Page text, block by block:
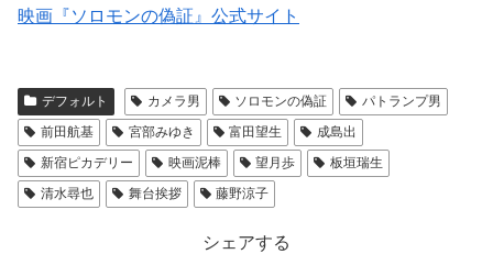
映画『ソロモンの偽証』公式サイト
デフォルト カメラ男 ソロモンの偽証
パトランプ男
前田航基
宮部みゆき 富田望生
成島出
新宿ピカデリー
映画泥棒 望月歩
板垣瑞生
清水尋也
舞台挨拶 藤野涼子
シェアする